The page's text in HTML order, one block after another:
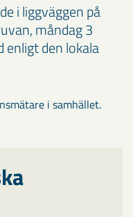
i liggväggen på
måndag 3
enligt den lokala
i samhället.